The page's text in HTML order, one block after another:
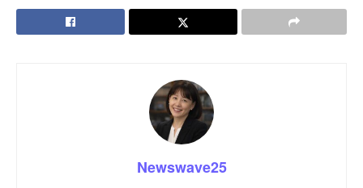
Newswave25